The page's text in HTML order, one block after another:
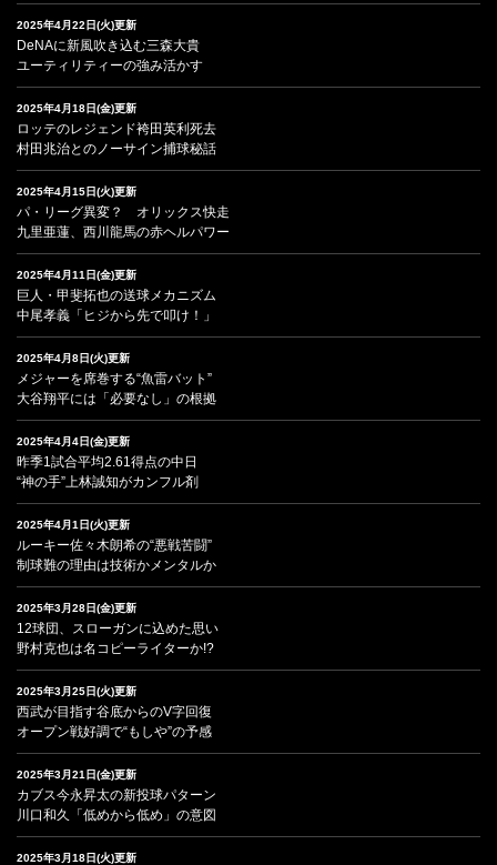
2025年4月22日(火)更新
DeNAに新風吹き込む三森大貴
ユーティリティーの強み活かす
2025年4月18日(金)更新
ロッテのレジェンド袴田英利死去
村田兆治とのノーサイン捕球秘話
2025年4月15日(火)更新
パ・リーグ異変？ オリックス快走
九里亜蓮、西川龍馬の赤ヘルパワー
2025年4月11日(金)更新
巨人・甲斐拓也の送球メカニズム
中尾孝義「ヒジから先で叩け！」
2025年4月8日(火)更新
メジャーを席巻する“魚雷バット”
大谷翔平には「必要なし」の根拠
2025年4月4日(金)更新
昨季1試合平均2.61得点の中日
“神の手”上林誠知がカンフル剤
2025年4月1日(火)更新
ルーキー佐々木朗希の“悪戦苦闘”
制球難の理由は技術かメンタルか
2025年3月28日(金)更新
12球団、スローガンに込めた思い
野村克也は名コピーライターか!?
2025年3月25日(火)更新
西武が目指す谷底からのV字回復
オープン戦好調で“もしや”の予感
2025年3月21日(金)更新
カブス今永昇太の新投球パターン
川口和久「低めから低め」の意図
2025年3月18日(火)更新